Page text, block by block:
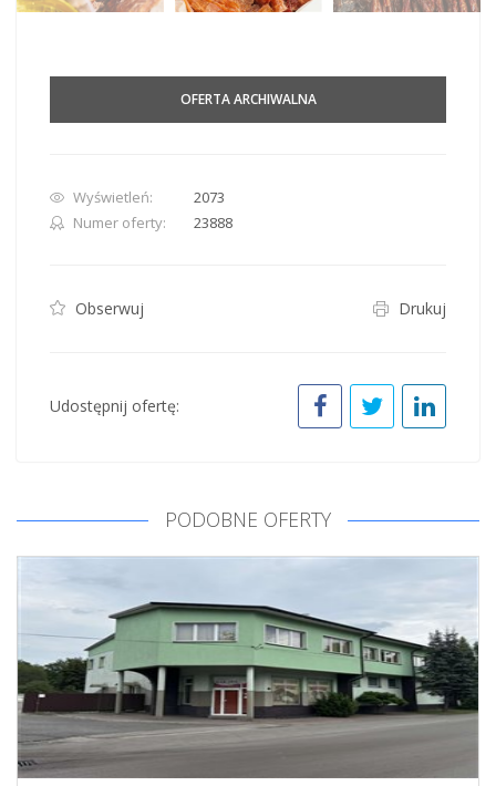
OFERTA ARCHIWALNA
Wyświetleń:
2073
Numer oferty:
23888
Obserwuj Drukuj
Udostępnij ofertę:
PODOBNE OFERTY